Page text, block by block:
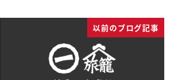
以前のブログ記事